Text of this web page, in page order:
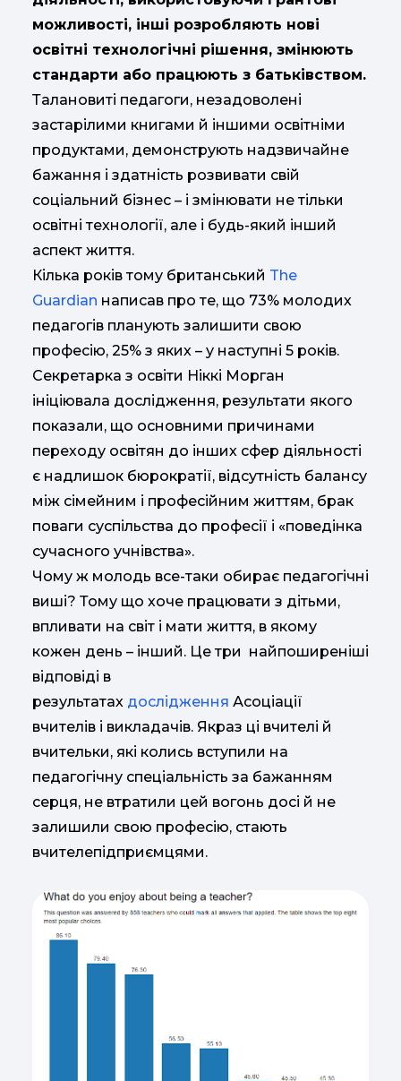
можливості, інші розробляють нові
освітні технологічні рішення, змінюють
стандарти або працюють з батьківством.
Талановиті педагоги, незадоволені
застарілими книгами й іншими освітніми
продуктами, демонструють надзвичайне
бажання і здатність розвивати свій
соціальний бізнес – і змінювати не тільки
освітні технології, але і будь-який інший
аспект життя.
Кілька років тому британський The
Guardian написав про те, що 73% молодих
педагогів планують залишити свою
професію, 25% з яких – у наступні 5 років.
Секретарка з освіти Ніккі Морган
ініціювала дослідження, результати якого
показали, що основними причинами
переходу освітян до інших сфер діяльності
є надлишок бюрократії, відсутність балансу
між сімейним і професійним життям, брак
поваги суспільства до професії і «поведінка
сучасного учнівства».
Чому ж молодь все-таки обирає педагогічні
виші? Тому що хоче працювати з дітьми,
впливати на світ і мати життя, в якому
кожен день – інший. Це три найпоширеніші
відповіді в
результатах дослідження Асоціації
вчителів і викладачів. Якраз ці вчителі й
вчительки, які колись вступили на
педагогічну спеціальність за бажанням
серця, не втратили цей вогонь досі й не
залишили свою професію, стають
вчителепідприємцями.